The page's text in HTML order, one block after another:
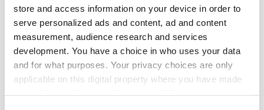
store and access information on your device in order to
serve personalized ads and content, ad and content
measurement, audience research and services
development. You have a choice in who uses your data
and for what purposes. Your privacy choices are only
applicable on this digital property where you have made
Kult PR, en pr-byrå nischad inom kultur, minskade
under sitt senaste räkenskapsår.
Affärer Pr
2026-07-17, 06:20